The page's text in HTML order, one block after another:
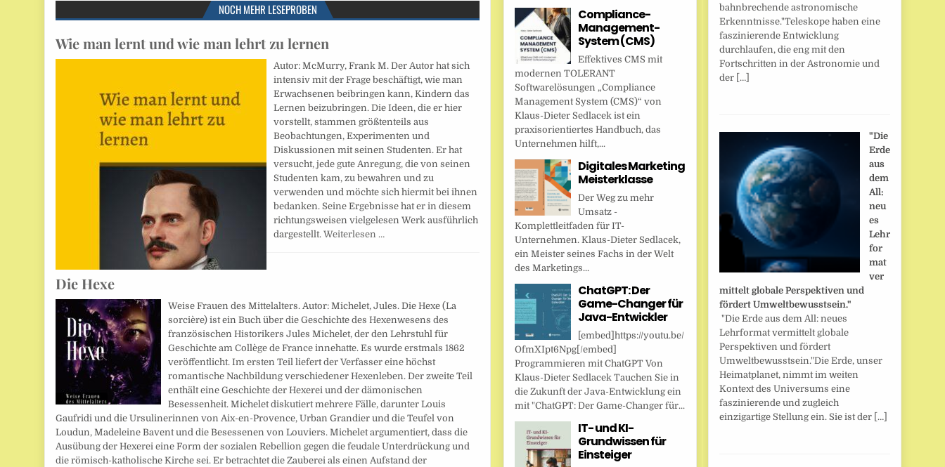
NOCH MEHR LESEPROBEN
Wie man lernt und wie man lehrt zu lernen
Autor: McMurry, Frank M. Der Autor hat sich
intensiv mit der Frage beschäftigt, wie man
Erwachsenen beibringen kann, Kindern das
Lernen beizubringen. Die Ideen, die er hier
vorstellt, stammen größtenteils aus
Beobachtungen, Experimenten und
Diskussionen mit seinen Studenten. Er hat
versucht, jede gute Anregung, die von seinen
Studenten kam, zu bewahren und zu
verwenden und möchte sich hiermit bei ihnen
bedanken. Seine Ergebnisse hat er in diesem
richtungsweisen vielgelesen Werk ausführlich
dargestellt.Weiterlesen …
Die Hexe
Weise Frauen des Mittelalters. Autor: Michelet, Jules. Die Hexe (La
sorcière) ist ein Buch über die Geschichte des Hexenwesens des
französischen Historikers Jules Michelet, der den Lehrstuhl für
Geschichte am Collège de France innehatte. Es wurde erstmals 1862
veröffentlicht. Im ersten Teil liefert der Verfasser eine höchst
romantische Nachbildung verschiedener Hexenleben. Der zweite Teil
enthält eine Geschichte der Hexerei und der dämonischen
Besessenheit. Michelet diskutiert mehrere Fälle, darunter Louis
Gaufridi und die Ursulinerinnen von Aix-en-Provence, Urban Grandier und die Teufel von
Loudun, Madeleine Bavent und die Besessenen von Louviers. Michelet argumentiert, dass die
Ausübung der Hexerei eine Form der sozialen Rebellion gegen die feudale Unterdrückung und
die römisch-katholische Kirche sei. Er betrachtet die Zauberei als einen Aufstand der
Compliance-
Management-
System (CMS)
Effektives CMS mit
modernen TOLERANT
Softwarelösungen „Compliance
Management System (CMS)“ von
Klaus-Dieter Sedlacek ist ein
praxisorientiertes Handbuch, das
Unternehmen hilft,...
Digitales Marketing
Meisterklasse
Der Weg zu mehr
Umsatz -
Komplettleitfaden für IT-
Unternehmen. Klaus-Dieter Sedlacek,
ein Meister seines Fachs in der Welt
des Marketings...
ChatGPT: Der
Game-Changer für
Java-Entwickler
[embed]https://youtu.be/
OfmXIpt6Npg[/embed]
Programmieren mit ChatGPT Von
Klaus-Dieter Sedlacek Tauchen Sie in
die Zukunft der Java-Entwicklung ein
mit "ChatGPT: Der Game-Changer für...
IT- und KI-
Grundwissen für
Einsteiger
bahnbrechende astronomische
Erkenntnisse."Teleskope haben eine
faszinierende Entwicklung
durchlaufen, die eng mit den
Fortschritten in der Astronomie und
der […]
"Die
Erde
aus
dem
All:
neu
es
Lehr
for
mat
ver
mittelt globale Perspektiven und
fördert Umweltbewusstsein."
"Die Erde aus dem All: neues
Lehrformat vermittelt globale
Perspektiven und fördert
Umweltbewusstsein."Die Erde, unser
Heimatplanet, nimmt im weiten
Kontext des Universums eine
faszinierende und zugleich
einzigartige Stellung ein. Sie ist der […]